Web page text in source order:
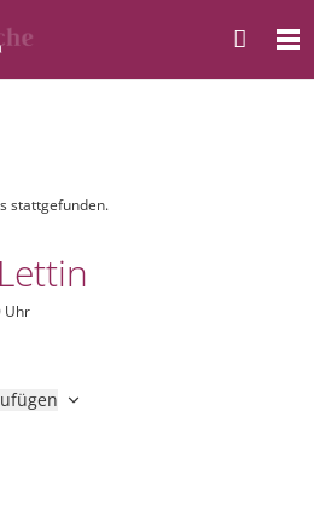
stattgefunden.
Uhr